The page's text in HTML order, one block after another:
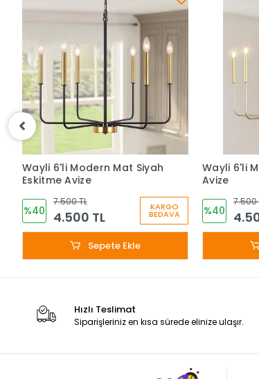
Wayli 6'li Modern Mat Siyah
Eskitme Avize
%40
7.500 TL
4.500 TL
KARGO
BEDAVA
Sepete Ekle
Wayli 6'li
Avize
%40
7.500
Hızlı Teslimat
Siparişleriniz en kısa sürede elinize ulaşır.